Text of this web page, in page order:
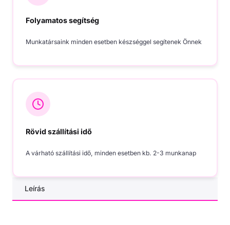
Folyamatos segítség
Munkatársaink minden esetben készséggel segítenek Önnek
Rövid szállítási idő
A várható szállítási idő, minden esetben kb. 2-3 munkanap
Leírás